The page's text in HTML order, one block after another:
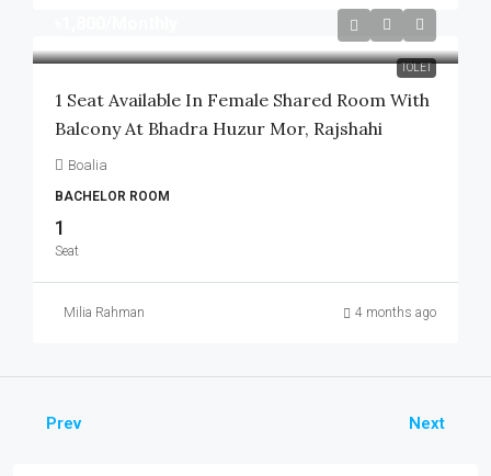
TOLET
1 Seat Available In Female Shared Room With
Balcony At Bhadra Huzur Mor, Rajshahi
Boalia
BACHELOR ROOM
1
Seat
Milia Rahman 4 months ago
Prev Next